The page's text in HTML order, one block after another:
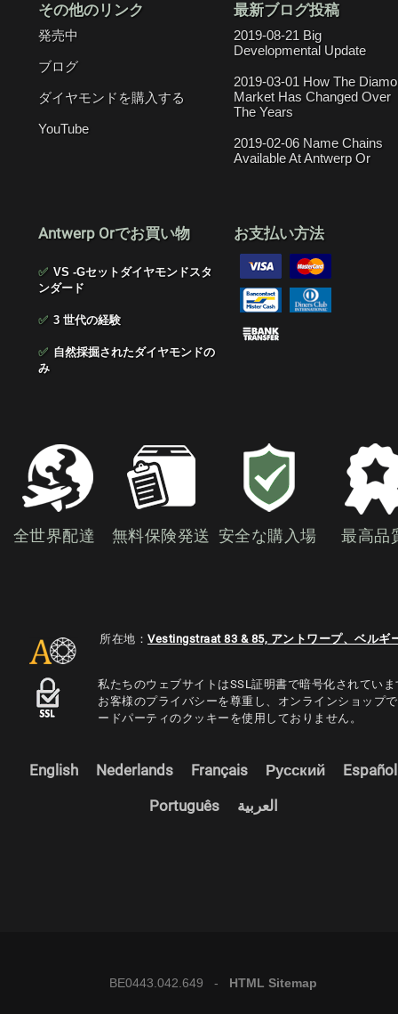
その他のリンク
発売中
ブログ
ダイヤモンドを購入する
YouTube
最新ブログ投稿
2019-08-21 Big
Developmental Update
2019-03-01 How The
Market Has Changed Over
The Years
2019-02-06 Name Chains
Available At Antwerp Or
Antwerp Orでお買い物
✅ VS -Gセットダイヤモンドスタ
ンダード
✅ 3 世代の経験
✅ 自然採掘されたダイヤモンドの
み
お支払い方法
全世界配達 無料保険発送 安全な購入場 最高品
所在地： Vestingstraat 83 & 85, アントワープ、ベルギ
私たちのウェブサイトはSSL証明書で暗号化されていま
お客様のプライバシーを尊重し、オンラインショップ
ードパーティのクッキーを使用しておりません。
English Nederlands Français Русский Español
Português العربية
BE0443.042.649 - HTML Sitemap